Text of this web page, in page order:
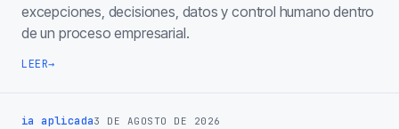
excepciones, decisiones, datos y control humano dentro
de un proceso empresarial.
LEER→
ia aplicada3 DE AGOSTO DE 2026